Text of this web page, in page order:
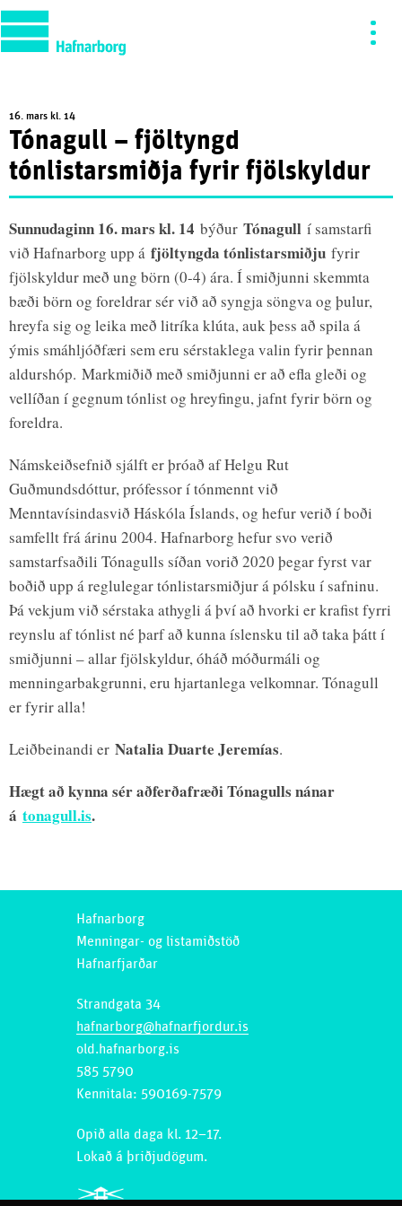
16. mars kl. 14
Tónagull – fjöltyngd
tónlistarsmiðja fyrir fjölskyldur
Sunnudaginn 16. mars kl. 14 býður Tónagull í samstarfi
við Hafnarborg upp á fjöltyngda tónlistarsmiðju fyrir
fjölskyldur með ung börn (0-4) ára. Í smiðjunni skemmta
bæði börn og foreldrar sér við að syngja söngva og þulur,
hreyfa sig og leika með litríka klúta, auk þess að spila á
ýmis smáhljóðfæri sem eru sérstaklega valin fyrir þennan
aldurshóp. Markmiðið með smiðjunni er að efla gleði og
vellíðan í gegnum tónlist og hreyfingu, jafnt fyrir börn og
foreldra.
Námskeiðsefnið sjálft er þróað af Helgu Rut
Guðmundsdóttur, prófessor í tónmennt við
Menntavísindasvið Háskóla Íslands, og hefur verið í boði
samfellt frá árinu 2004. Hafnarborg hefur svo verið
samstarfsaðili Tónagulls síðan vorið 2020 þegar fyrst var
boðið upp á reglulegar tónlistarsmiðjur á pólsku í safninu.
Þá vekjum við sérstaka athygli á því að hvorki er krafist fyrri
reynslu af tónlist né þarf að kunna íslensku til að taka þátt í
smiðjunni – allar fjölskyldur, óháð móðurmáli og
menningarbakgrunni, eru hjartanlega velkomnar. Tónagull
er fyrir alla!
Leiðbeinandi er Natalia Duarte Jeremías.
Hægt að kynna sér aðferðafræði Tónagulls nánar
á tonagull.is.
Hafnarborg
Menningar- og listamiðstöð
Hafnarfjarðar
Strandgata 34
hafnarborg@hafnarfjordur.is
old.hafnarborg.is
585 5790
Kennitala: 590169-7579
Opið alla daga kl. 12–17.
Lokað á þriðjudögum.